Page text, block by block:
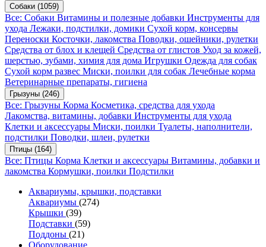
Собаки (1059)
Все: Собаки Витамины и полезные добавки Инструменты для
ухода Лежаки, подстилки, домики Сухой корм, консервы
Переноски Косточки, лакомства Поводки, ошейники, рулетки
Средства от блох и клещей Средства от глистов Уход за кожей,
шерстью, зубами, химия для дома Игрушки Одежда для собак
Сухой корм развес Миски, поилки для собак Лечебные корма
Ветеринарные препараты, гигиена
Грызуны (246)
Все: Грызуны Корма Косметика, средства для ухода
Лакомства, витамины, добавки Инструменты для ухода
Клетки и аксессуары Миски, поилки Туалеты, наполнители,
подстилки Поводки, шлеи, рулетки
Птицы (164)
Все: Птицы Корма Клетки и аксессуары Витамины, добавки и
лакомства Кормушки, поилки Подстилки
Аквариумы, крышки, подставки
Аквариумы (274)
Крышки (39)
Подставки (59)
Поддоны (21)
Оборудование